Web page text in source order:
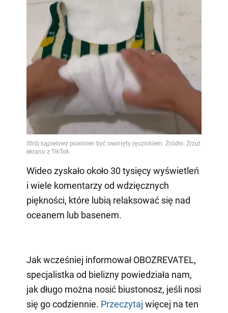
Wideo zyskało około 30 tysięcy wyświetleń
i wiele komentarzy od wdzięcznych
piękności, które lubią relaksować się nad
oceanem lub basenem.
Jak wcześniej informował OBOZREVATEL,
specjalistka od bielizny powiedziała nam,
jak długo można nosić biustonosz, jeśli nosi
się go codziennie. Przeczytaj więcej na ten